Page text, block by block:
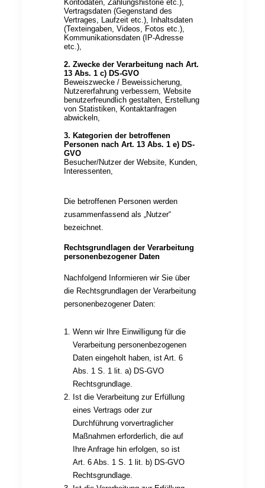
Kontodaten, Zahlungshistorie etc.),
Vertragsdaten (Gegenstand des
Vertrages, Laufzeit etc.), Inhaltsdaten
(Texteingaben, Videos, Fotos etc.),
Kommunikationsdaten (IP-Adresse
etc.),
2. Zwecke der Verarbeitung nach Art.
13 Abs. 1 c) DS-GVO
Beweiszwecke / Beweissicherung,
Nutzererfahrung verbessern, Website
benutzerfreundlich gestalten, Erstellung
von Statistiken, Kontaktanfragen
abwickeln,
3. Kategorien der betroffenen
Personen nach Art. 13 Abs. 1 e) DS-
GVO
Besucher/Nutzer der Website, Kunden,
Interessenten,
Die betroffenen Personen werden
zusammenfassend als „Nutzer“
bezeichnet.
Rechtsgrundlagen der Verarbeitung
personenbezogener Daten
Nachfolgend Informieren wir Sie über
die Rechtsgrundlagen der Verarbeitung
personenbezogener Daten:
Wenn wir Ihre Einwilligung für die
Verarbeitung personenbezogenen
Daten eingeholt haben, ist Art. 6
Abs. 1 S. 1 lit. a) DS-GVO
Rechtsgrundlage.
Ist die Verarbeitung zur Erfüllung
eines Vertrags oder zur
Durchführung vorvertraglicher
Maßnahmen erforderlich, die auf
Ihre Anfrage hin erfolgen, so ist
Art. 6 Abs. 1 S. 1 lit. b) DS-GVO
Rechtsgrundlage.